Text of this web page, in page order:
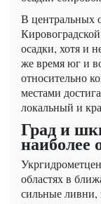
В центральных
осадки, хотя и
же время юг и
относительно
местами
локальный и
Град и
наиболее
областях в
сильные ливни,